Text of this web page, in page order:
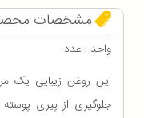
مشخصات
واحد : عدد
این روغن زیبایی یک
جلوگیری از پیری